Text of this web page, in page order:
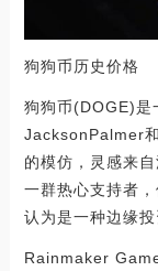
狗狗币历史价格
狗狗币(DOGE)是
JacksonPalmer
的模仿，灵感来
一群热心支持者
认为是一种边缘投
Rainmaker